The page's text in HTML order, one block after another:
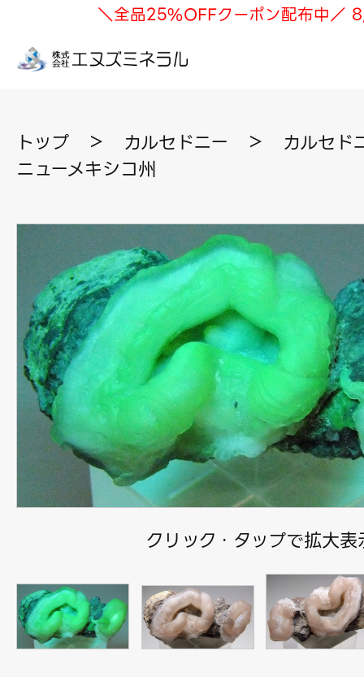
＼全品25%OFFクーポン配布中／
トップ ＞ カルセドニー ＞
カルセ
ニューメキシコ州
クリック・タップで拡大表